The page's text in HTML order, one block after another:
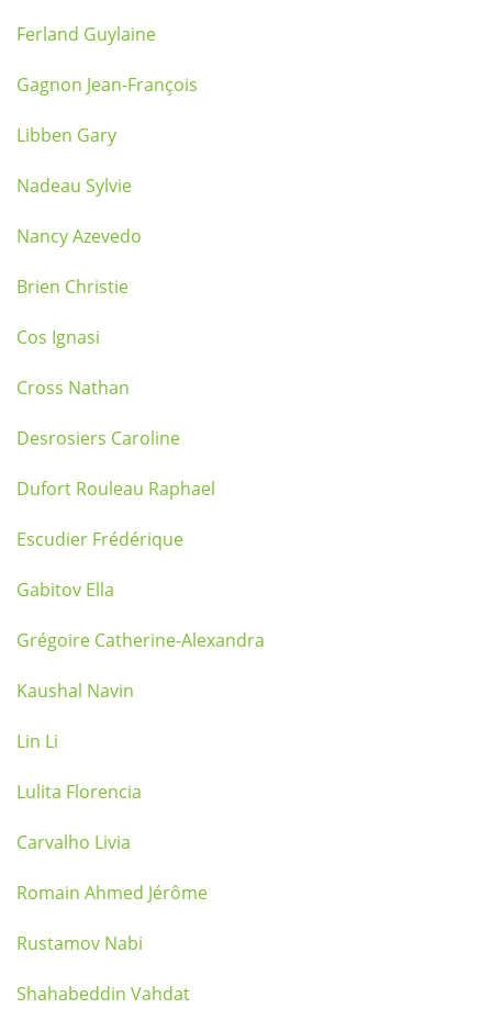
Ferland Guylaine
Gagnon Jean-François
Libben Gary
Nadeau Sylvie
Nancy Azevedo
Brien Christie
Cos Ignasi
Cross Nathan
Desrosiers Caroline
Dufort Rouleau Raphael
Escudier Frédérique
Gabitov Ella
Grégoire Catherine-Alexandra
Kaushal Navin
Lin Li
Lulita Florencia
Carvalho Livia
Romain Ahmed Jérôme
Rustamov Nabi
Shahabeddin Vahdat